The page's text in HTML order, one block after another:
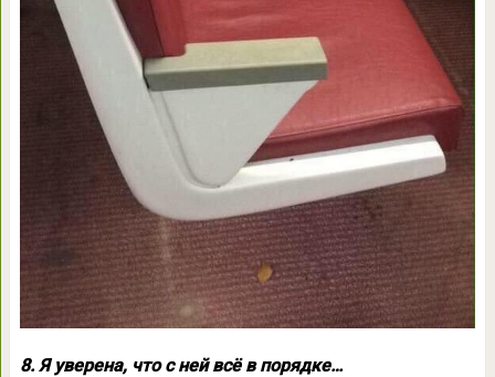
8. Я уверена, что с ней всё в порядке…